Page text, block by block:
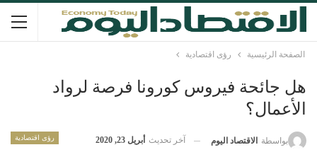
الصفحة الرئيسية رؤى اقتصادية
هل جائحة فيروس كورونا فرصة لرواد
الأعمال؟
رؤى اقتصادية بواسطة الاقتصاد اليوم آخر تحديث أبريل 23, 2020